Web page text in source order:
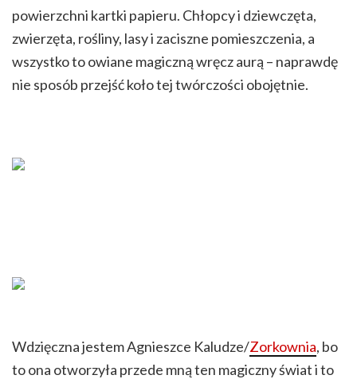
powierzchni kartki papieru. Chłopcy i dziewczęta,
zwierzęta, rośliny, lasy i zaciszne pomieszczenia, a
wszystko to owiane magiczną wręcz aurą – naprawdę
nie sposób przejść koło tej twórczości obojętnie.
Wdzięczna jestem Agnieszce Kaludze/Zorkownia, bo
to ona otworzyła przede mną ten magiczny świat i to